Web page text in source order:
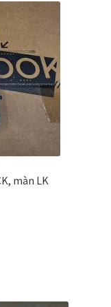
màn LK